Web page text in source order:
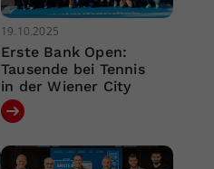
19.10.2025
Erste Bank Open:
Tausende bei Tennis
in der Wiener City